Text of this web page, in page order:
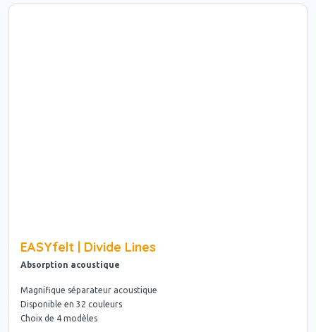
EASYfelt | Divide Lines
Absorption acoustique
Magnifique séparateur acoustique
Disponible en 32 couleurs
Choix de 4 modèles